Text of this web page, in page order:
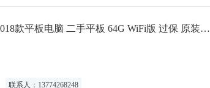
Apple/苹果 iPad Pro11英寸 2020款/2018款平板电脑 二手平板 64G WiFi版 过保 原装配件
联系人：13774268248